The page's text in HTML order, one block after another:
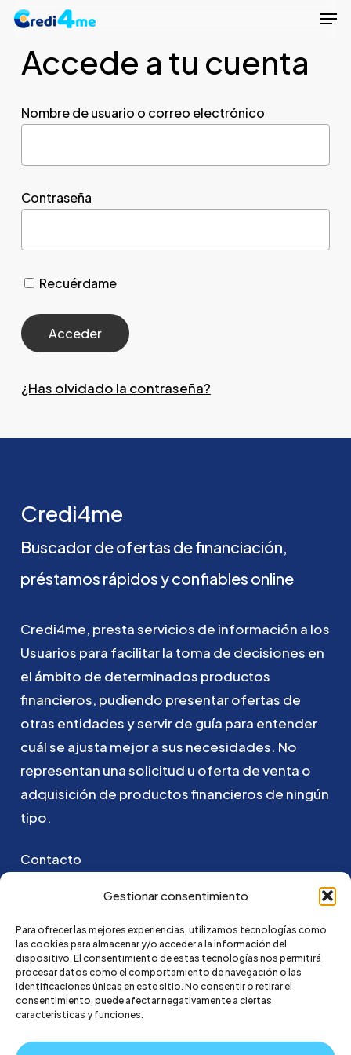
Gestionar consentimiento
Para ofrecer las mejores experiencias, utilizamos tecnologías como
las cookies para almacenar y/o acceder a la información del
dispositivo. El consentimiento de estas tecnologías nos permitirá
procesar datos como el comportamiento de navegación o las
identificaciones únicas en este sitio. No consentir o retirar el
consentimiento, puede afectar negativamente a ciertas
características y funciones.
Skip
mainAccede a tu cuenta
Nombre de usuario o correo electrónico
Contraseña
Recuérdame
¿Has olvidado la contraseña?
Credi4me
Buscadordeofertas definanciación,
préstamos rápidosyconfiables online
Credi4me, prestaservicios de información a los
Usuarios para facilitarla toma de decisiones en
el ámbito de determinados productos
financieros, pudiendo presentarofertas de
otras entidadesyservirde guía para entender
cuálse ajusta mejorasus necesidades. No
representan unasolicitud u oferta deventa o
adquisición de productosfinancieros de ningún
tipo.
Contacto
Puedes ponerte en contacto con nosotros
hola@credi4me.com